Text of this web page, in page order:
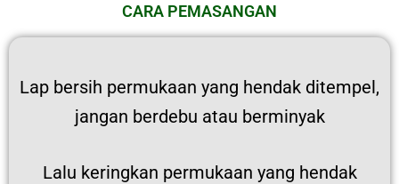
CARA PEMASANGAN
Lap bersih permukaan yang hendak ditempel,
jangan berdebu atau berminyak
Lalu keringkan permukaan yang hendak